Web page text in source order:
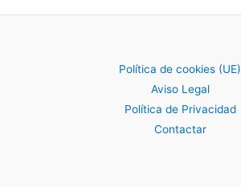
Política de cookies (UE)
Aviso Legal
Política de Privacidad
Contactar